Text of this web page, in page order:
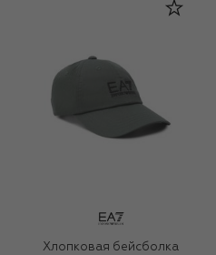
Хлопковая бейсболка